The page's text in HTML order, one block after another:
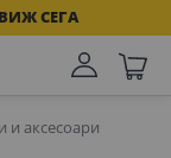
СЕГА
и аксесоари